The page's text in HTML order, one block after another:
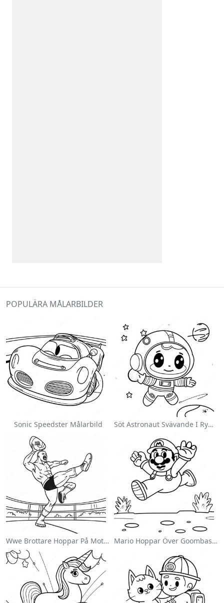
POPULÄRA MÅLARBILDER
Sonic Speedster Målarbild Söt Astronaut Svävande I Rymden Målarbild
Wwe Brottare Hoppar På Motståndare Målarbild Mario Hoppar Över Goombas Målarbild